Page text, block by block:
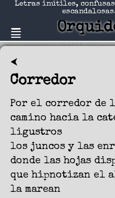
Letras inútiles,
⮜
Corredor
Por el corredor de
camino hacia la
ligustros
los juncos y las
donde las hojas
que hipnotizan el
la marean